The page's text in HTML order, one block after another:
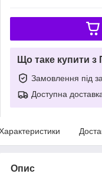
Що таке купити з
Замовлення під
Доступна
Опис